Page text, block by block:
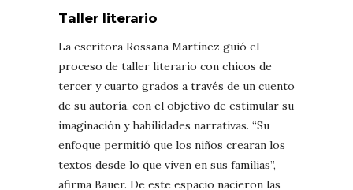
Taller literario
La escritora Rossana Martínez guió el
proceso de taller literario con chicos de
tercer y cuarto grados a través de un cuento
de su autoría, con el objetivo de estimular su
imaginación y habilidades narrativas. “Su
enfoque permitió que los niños crearan los
textos desde lo que viven en sus familias”,
afirma Bauer. De este espacio nacieron las